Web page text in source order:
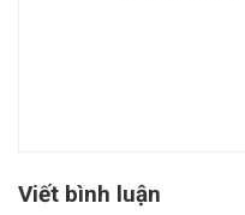
Viết bình luận